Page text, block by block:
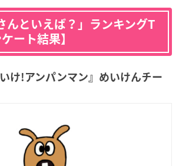
んといえば？」ランキングT
ート結果】
け!アンパンマン』めいけんチー